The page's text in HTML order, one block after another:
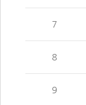
7
8
9